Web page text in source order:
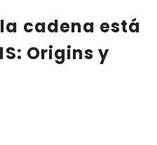
cadena está
Origins y